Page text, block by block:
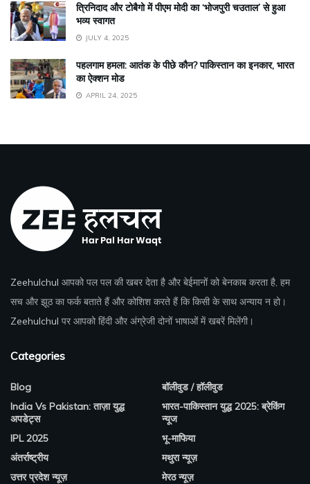
त्रिनिदाद और टोबैगो में पीएम मोदी का ‘भोजपुरी चउताल’ से हुआ
भव्य स्वागत
JULY 4, 2025
पहलगाम हमला: आतंक के पीछे कौन? पाकिस्तान का इनकार, भारत
का ऐक्शन मोड
APRIL 24, 2025
Zeehulchul आपको पल पल की खबर देता है और बेईमानों को बेनकाब करता है, हम
सच और झूठ का फर्क बताते हैं और कोशिश करते हैं कि किसी के साथ अन्याय न हो।
Zeehulchul पर आपको हिंदी और अंग्रेजी दोनों भाषाओं में खबरें मिलेंगी।
Categories
Blog
India Vs Pakistan: ताज़ा युद्ध
अपडेट्स
IPL 2025
अंतर्राष्ट्रीय
उत्तर प्रदेश न्यूज़
बॉलीवुड / हॉलीवुड
भारत-पाकिस्तान युद्ध 2025: ब्रेकिंग
न्यूज
भू-माफिया
मथुरा न्यूज़
मेरठ न्यूज़